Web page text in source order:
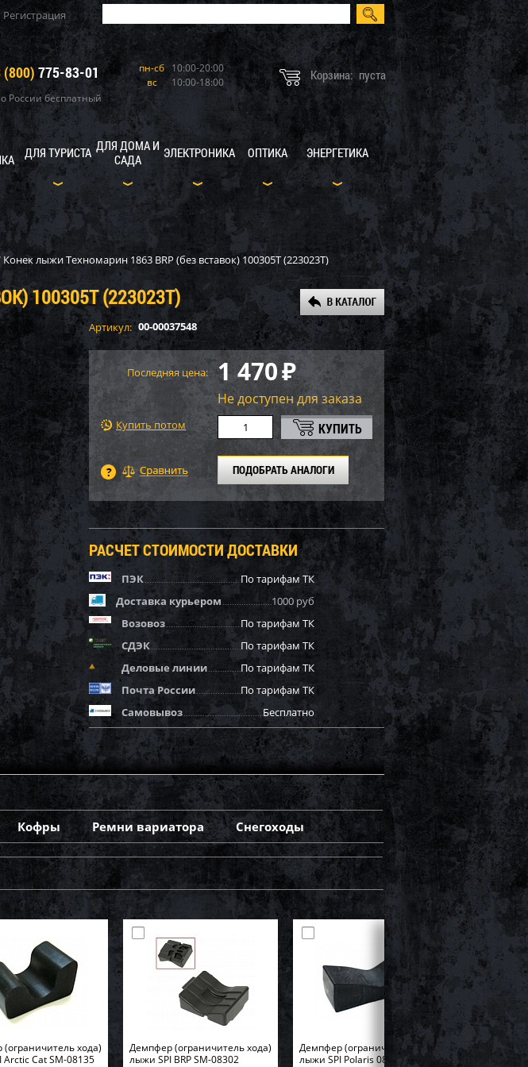
Регистрация
(800) 775-83-01
России бесплатный
пн-сб 10:00-20:00
вс
10:00-18:00 Корзина: пуста
ДЛЯ ТУРИСТА ДЛЯ ДОМА И
САДА
ЭЛЕКТРОНИКА ОПТИКА ЭНЕРГЕТИКА
Конек лыжи Техномарин 1863 BRP (без вставок) 100305Т (223023Т)
100305Т (223023Т)
Артикул: 00-00037548
Последняя цена: 1 470₽
Не доступен для заказа
Купить потом
ПОДОБРАТЬ АНАЛОГИ
РАСЧЕТ СТОИМОСТИ ДОСТАВКИ
ПЭК
По тарифам ТК
Доставка курьером
1000 руб
Возовоз
По тарифам ТК
СДЭК
По тарифам ТК
Деловые линии
По тарифам ТК
Почта России
По тарифам ТК
Самовывоз
Бесплатно
Кофры Ремни вариатора Снегоходы
хода)
Arctic Cat SM-08135
Демпфер (ограничитель хода)
лыжи SPI BRP SM-08302
Демпфер (ограничитель хода)
лыжи SPI Polaris 08-325-03